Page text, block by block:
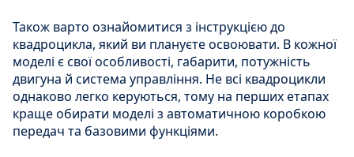
Також варто ознайомитися з інструкцією до
квадроцикла, який ви плануєте освоювати. В кожної
моделі є свої особливості, габарити, потужність
двигуна й система управління. Не всі квадроцикли
однаково легко керуються, тому на перших етапах
краще обирати моделі з автоматичною коробкою
передач та базовими функціями.